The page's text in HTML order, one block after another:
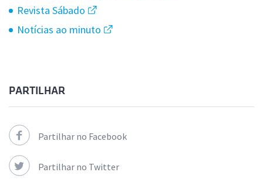
Revista Sábado
Notícias ao minuto
PARTILHAR
Partilhar no Facebook
Partilhar no Twitter